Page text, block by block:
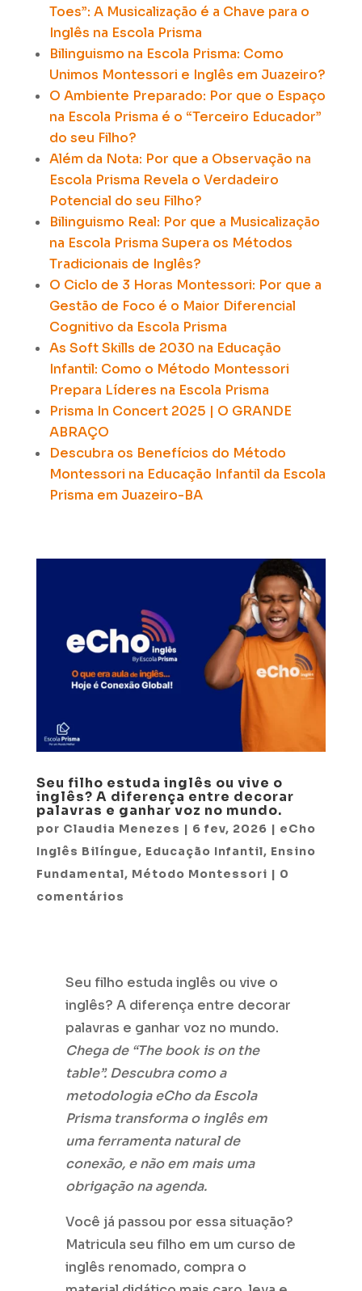
Toes”: A Musicalização é a Chave para o
Inglês na Escola Prisma
Bilinguismo na Escola Prisma: Como
Unimos Montessori e Inglês em Juazeiro?
O Ambiente Preparado: Por que o Espaço
na Escola Prisma é o “Terceiro Educador”
do seu Filho?
Além da Nota: Por que a Observação na
Escola Prisma Revela o Verdadeiro
Potencial do seu Filho?
Bilinguismo Real: Por que a Musicalização
na Escola Prisma Supera os Métodos
Tradicionais de Inglês?
O Ciclo de 3 Horas Montessori: Por que a
Gestão de Foco é o Maior Diferencial
Cognitivo da Escola Prisma
As Soft Skills de 2030 na Educação
Infantil: Como o Método Montessori
Prepara Líderes na Escola Prisma
Prisma In Concert 2025 | O GRANDE
ABRAÇO
Descubra os Benefícios do Método
Montessori na Educação Infantil da Escola
Prisma em Juazeiro-BA
Seu filho estuda inglês ou vive o
inglês? A diferença entre decorar
palavras e ganhar voz no mundo.
por Claudia Menezes | 6 fev, 2026 | eCho
Inglês Bilíngue, Educação Infantil, Ensino
Fundamental, Método Montessori | 0
comentários
Seu filho estuda inglês ou vive o
inglês? A diferença entre decorar
palavras e ganhar voz no mundo.
Chega de “The book is on the
table”. Descubra como a
metodologia eCho da Escola
Prisma transforma o inglês em
uma ferramenta natural de
conexão, e não em mais uma
obrigação na agenda.
Você já passou por essa situação?
Matricula seu filho em um curso de
inglês renomado, compra o